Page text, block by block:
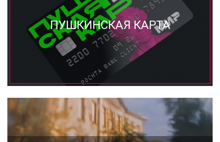
ПУШКИНСКАЯ КАРТА